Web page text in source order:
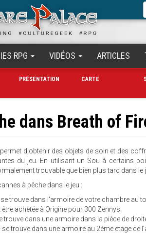
RPG VIDÉOS ARTICLES
PRÉSENTATION CARTE
dans Breath of
permet d'obtenir des objets de soin et des
du jeu. En utilisant un Sou à certains
trouvable que bien plus tard dans le
à pêche dans le jeu :
se trouve dans l'armoire de votre chambre au
être achetée à Origine pour 300 Zennys.
trouve dans une armoire dans la pièce de
se trouve dans une armoire au 2ème étage de